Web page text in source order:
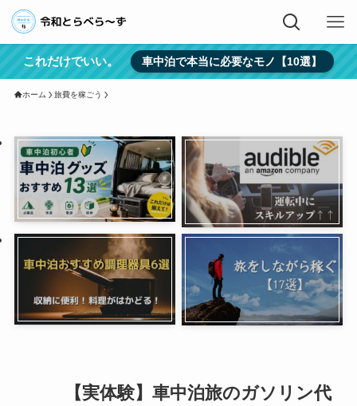
これだけでいい。 車中泊で本当に必要なモノ【10選】
ホーム 旅費を稼ごう
【実体験】車中泊旅のガソリン代